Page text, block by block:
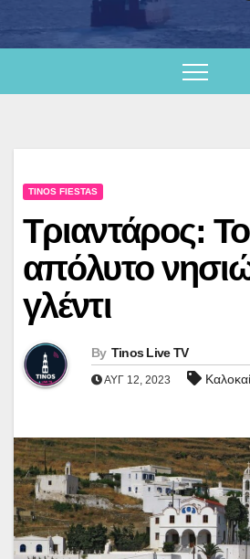
TINOS FIESTAS
Τριαντάρος: To
απόλυτο
γλέντι
By Tinos Live TV
ΑΥΓ 12, 2023